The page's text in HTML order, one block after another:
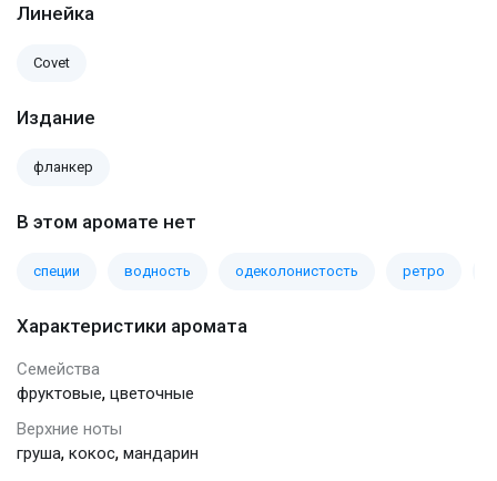
Линейка
Covet
Издание
фланкер
В этом аромате нет
специи водность одеколонистость ретро
Характеристики аромата
Семейства
фруктовые, цветочные
Верхние ноты
груша, кокос, мандарин